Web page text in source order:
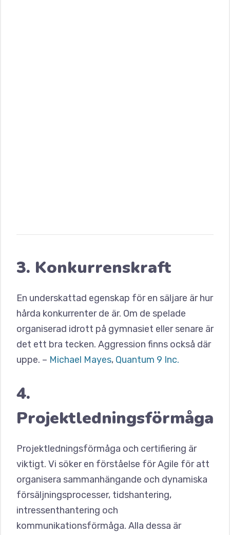
3. Konkurrenskraft
En underskattad egenskap för en säljare är hur
hårda konkurrenter de är. Om de spelade
organiserad idrott på gymnasiet eller senare är
det ett bra tecken. Aggression finns också där
uppe. – Michael Mayes, Quantum 9 Inc.
4.
Projektledningsförmåga
Projektledningsförmåga och certifiering är
viktigt. Vi söker en förståelse för Agile för att
organisera sammanhängande och dynamiska
försäljningsprocesser, tidshantering,
intressenthantering och
kommunikationsförmåga. Alla dessa är